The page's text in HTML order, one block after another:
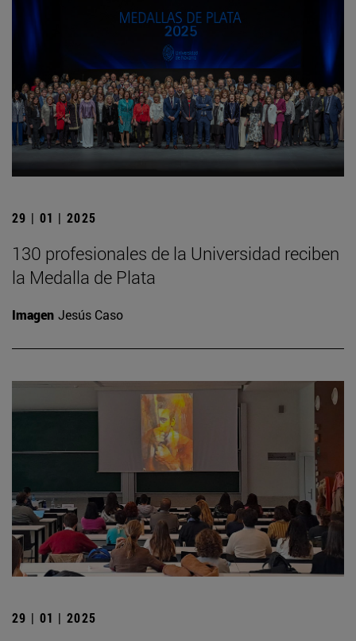
29 | 01 | 2025
130 profesionales de la Universidad reciben
la Medalla de Plata
Imagen Jesús Caso
29 | 01 | 2025